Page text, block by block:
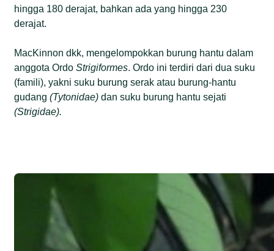
hingga 180 derajat, bahkan ada yang hingga 230
derajat.
MacKinnon dkk, mengelompokkan burung hantu dalam
anggota OrdoStrigiformes. Ordo ini terdiri dari dua suku
(famili), yakni suku burung serak atau burung-hantu
gudang(Tytonidae) dan suku burung hantu sejati
(Strigidae).